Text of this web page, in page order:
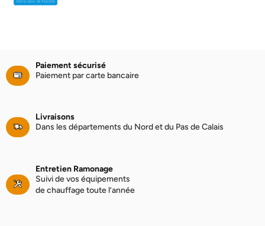
Paiement sécurisé
Paiement par carte bancaire
Livraisons
Dans les départements du Nord et du Pas de Calais
Entretien Ramonage
Suivi de vos équipements
de chauffage toute l’année